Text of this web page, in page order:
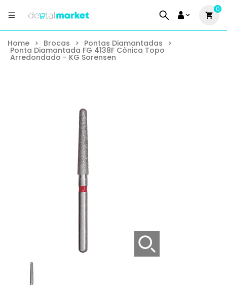
0
Home > Brocas > Pontas Diamantadas >
Ponta Diamantada FG 4138F Cônica Topo
Arredondado - KG Sorensen